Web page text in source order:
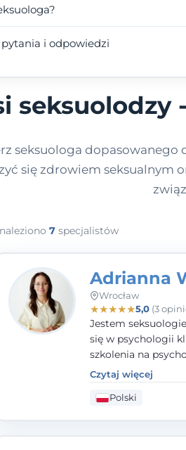
i odpowiedzi
seksuologa dopasowanego
się zdrowiem seksualnym
7 specjalistów
Adrianna
Wrocław
★★★★★5,0(3
Jestem
się w psychologii
szkolenia na
status członka
Towarzystwa
Towarzystwa
Czytaj więcej
Polski